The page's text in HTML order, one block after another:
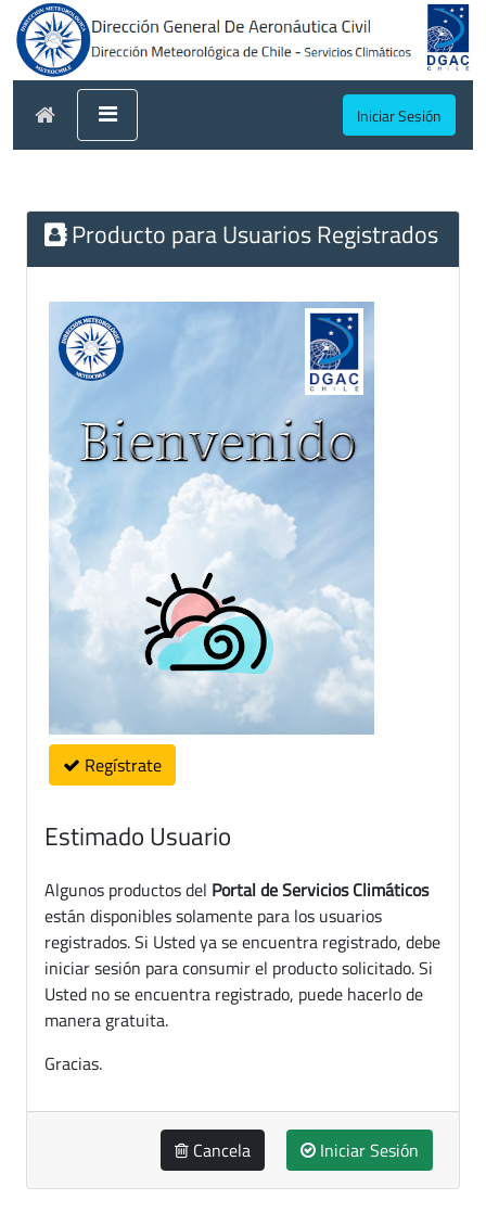
Iniciar Sesión
Producto para Usuarios Registrados
Regístrate
Estimado Usuario
Algunos productos del Portal de Servicios Climáticos
están disponibles solamente para los usuarios
registrados. Si Usted ya se encuentra registrado, debe
iniciar sesión para consumir el producto solicitado. Si
Usted no se encuentra registrado, puede hacerlo de
manera gratuita.
Gracias.
Cancela Iniciar Sesión